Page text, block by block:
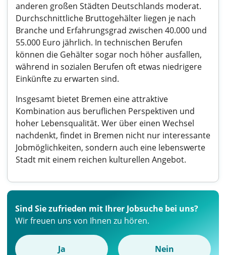
anderen großen Städten Deutschlands moderat.
Durchschnittliche Bruttogehälter liegen je nach
Branche und Erfahrungsgrad zwischen 40.000 und
55.000 Euro jährlich. In technischen Berufen
können die Gehälter sogar noch höher ausfallen,
während in sozialen Berufen oft etwas niedrigere
Einkünfte zu erwarten sind.
Insgesamt bietet Bremen eine attraktive
Kombination aus beruflichen Perspektiven und
hoher Lebensqualität. Wer über einen Wechsel
nachdenkt, findet in Bremen nicht nur interessante
Jobmöglichkeiten, sondern auch eine lebenswerte
Stadt mit einem reichen kulturellen Angebot.
Sind Sie zufrieden mit Ihrer Jobsuche bei uns?
Wir freuen uns von Ihnen zu hören.
Ja Nein